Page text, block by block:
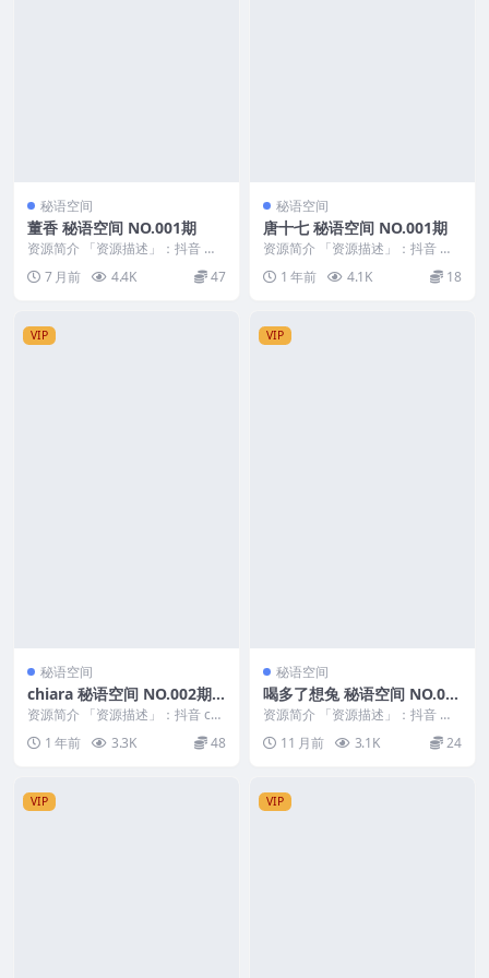
秘语空间
董香 秘语空间 NO.001期
资源简介 「资源描述」：抖音 董
香 秘语空间 NO.001期 【11P8V】
「...7 月前 4.4K 47
秘语空间
唐十七 秘语空间 NO.001期
资源简介 「资源描述」：抖音 唐
十七 秘语空间 NO.001期 【34P】
「资...1 年前 4.1K 18
VIP
秘语空间
chiara 秘语空间 NO.002期
最新至：2025.8.1
资源简介 「资源描述」：抖音 chi
ara 秘语空间 NO.002期 【20P3...
1 年前 3.3K 48
VIP
秘语空间
喝多了想兔 秘语空间 NO.00
2期 最新至：2025.8.23
资源简介 「资源描述」：抖音 喝
多了想兔 秘语空间 NO.002期 【4
V】最新...
11 月前 3.1K 24
VIP VIP